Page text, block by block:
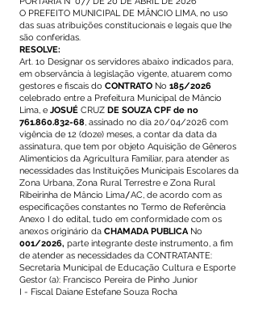
O PREFEITO MUNICIPAL DE MÂNCIO LIMA, no uso
das suas atribuições constitucionais e legais que lhe
são conferidas.
RESOLVE:
Art. 1o Designar os servidores abaixo indicados para,
em observância à legislação vigente, atuarem como
gestores e fiscais do CONTRATO No 185/2026
celebrado entre a Prefeitura Municipal de Mâncio
Lima, e JOSUÉ CRUZ DE SOUZA CPF de no
761.860.832-68, assinado no dia 20/04/2026 com
vigência de 12 (doze) meses, a contar da data da
assinatura, que tem por objeto Aquisição de Gêneros
Alimentícios da Agricultura Familiar, para atender as
necessidades das Instituições Municipais Escolares da
Zona Urbana, Zona Rural Terrestre e Zona Rural
Ribeirinha de Mâncio Lima/AC, de acordo com as
especificações constantes no Termo de Referência
Anexo I do edital, tudo em conformidade com os
anexos originário da CHAMADA PUBLICA No
001/2026, parte integrante deste instrumento, a fim
de atender as necessidades da CONTRATANTE:
Secretaria Municipal de Educação Cultura e Esporte
Gestor (a): Francisco Pereira de Pinho Junior
I - Fiscal Daiane Estefane Souza Rocha